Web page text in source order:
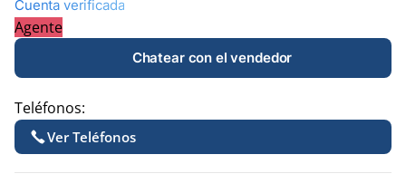
Cuenta verificada
Agente
Chatear con el vendedor
Teléfonos:
Ver Teléfonos